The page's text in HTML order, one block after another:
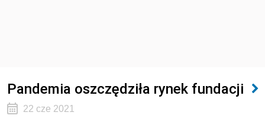
Pandemia oszczędziła rynek fundacji
22 cze 2021